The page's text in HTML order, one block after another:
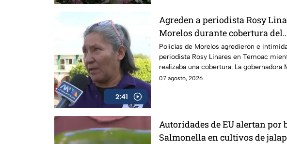
2:41
Agreden a periodista Rosy
Morelos durante cobertura del
asesinato del alcalde de
Policías de Morelos agredieron e
periodista Rosy Linares en Temoac
realizaba una cobertura. La gobernadora
González mantiene el silencio.
07 agosto, 2026
Autoridades de EU alertan por
Salmonella en cultivos de